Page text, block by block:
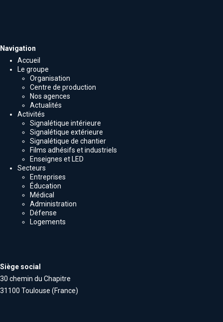
Navigation
Accueil
Le groupe
Organisation
Centre de production
Nos agences
Actualités
Activités
Signalétique intérieure
Signalétique extérieure
Signalétique de chantier
Films adhésifs et industriels
Enseignes et LED
Secteurs
Entreprises
Éducation
Médical
Administration
Défense
Logements
Siège social
30 chemin du Chapitre
31100 Toulouse (France)